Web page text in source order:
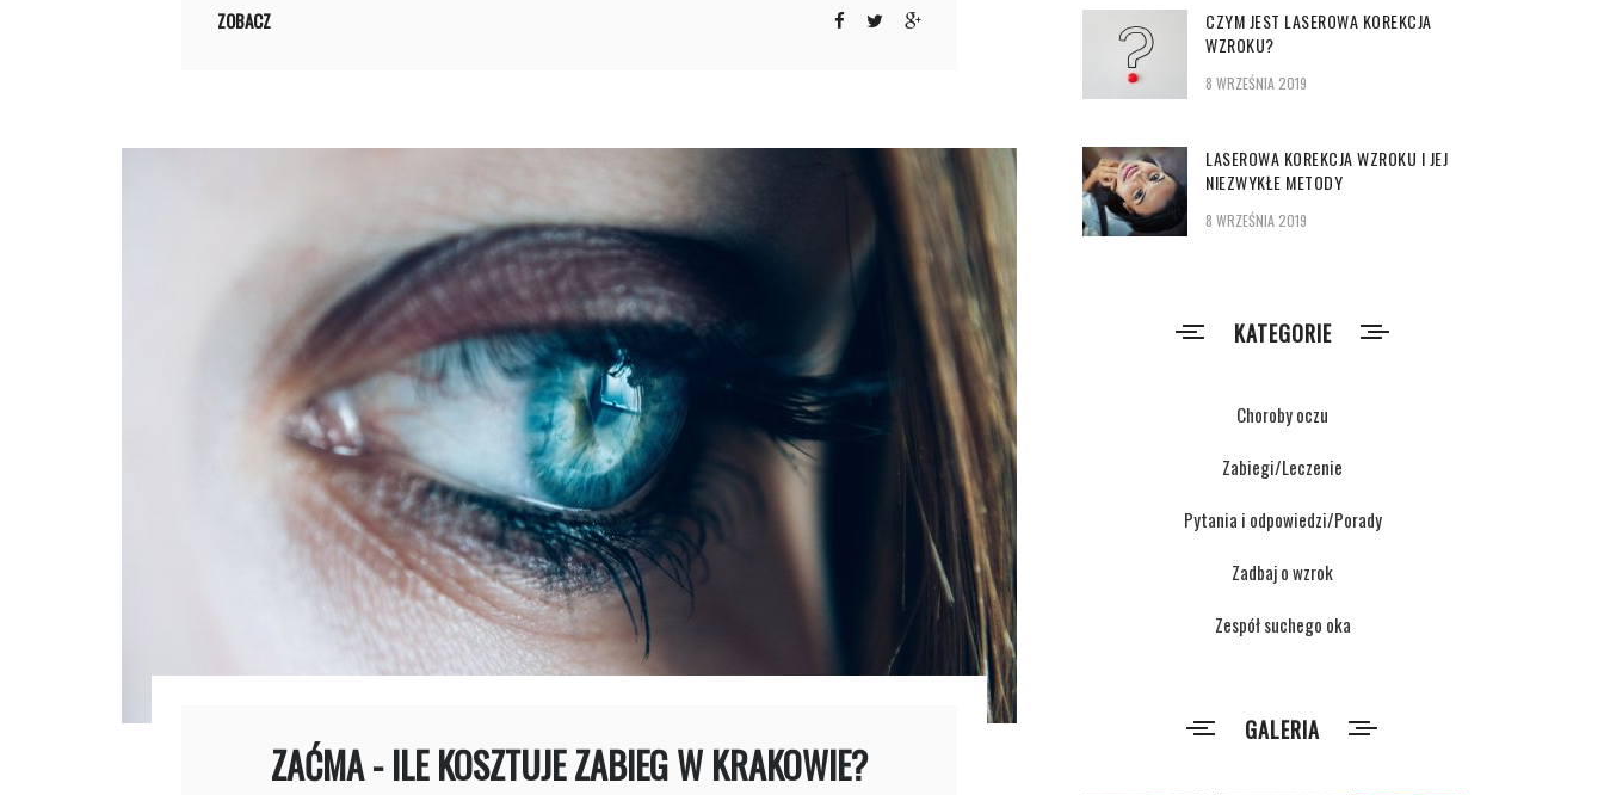
ZOBACZ
ZAĆMA - ILE KOSZTUJE ZABIEG W KRAKOWIE?
CZYM JEST LASEROWA KOREKCJA
WZROKU?
8 WRZEŚNIA 2019
LASEROWA KOREKCJA WZROKU I JEJ
NIEZWYKŁE METODY
8 WRZEŚNIA 2019
KATEGORIE
Choroby oczu
Zabiegi/Leczenie
Pytania i odpowiedzi/Porady
Zadbaj o wzrok
Zespół suchego oka
GALERIA